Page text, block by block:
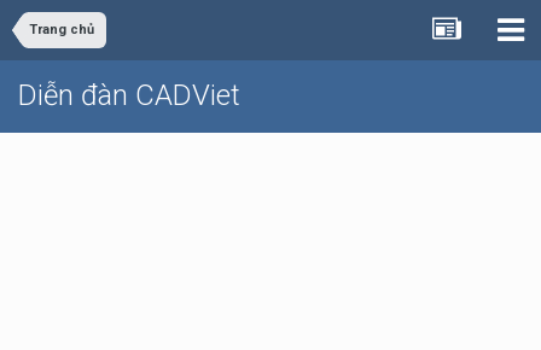
Trang chủ
Diễn đàn CADViet